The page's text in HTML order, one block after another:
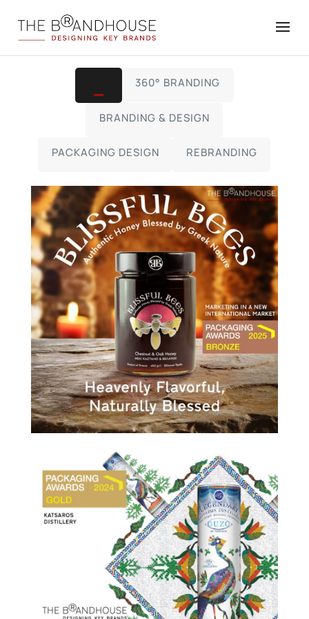
360° BRANDING
BRANDING & DESIGN
PACKAGING DESIGN REBRANDING